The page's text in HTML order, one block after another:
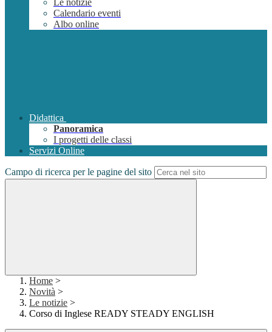
Le notizie
Calendario eventi
Albo online
Didattica
Panoramica
I progetti delle classi
Servizi Online
Campo di ricerca per le pagine del sito
Home >
Novità >
Le notizie >
Corso di Inglese READY STEADY ENGLISH